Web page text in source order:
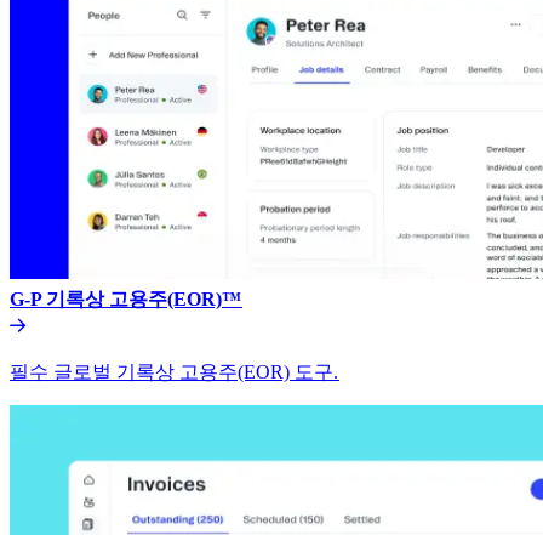
G-P 기록상 고용주(EOR)™​​
필수 글로벌 기록상 고용주(EOR) 도구.​​